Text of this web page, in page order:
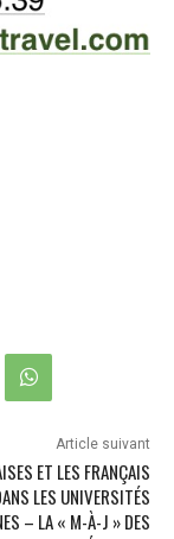
Article suivant
ET LES FRANÇAIS
LES UNIVERSITÉS
– LA « M-À-J » DES